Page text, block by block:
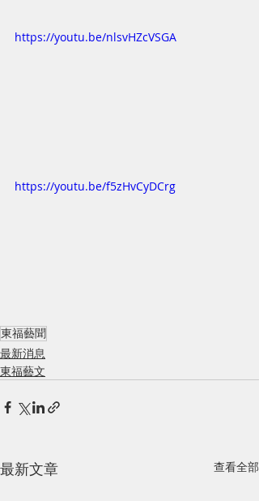
https://youtu.be/nlsvHZcVSGA
https://youtu.be/f5zHvCyDCrg
東福藝聞
最新消息
東福藝文
最新文章 查看全部